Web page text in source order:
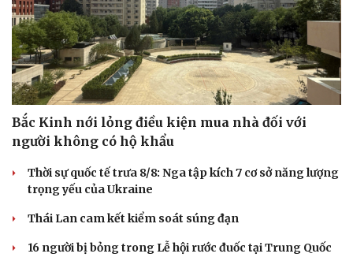
Bắc Kinh nới lỏng điều kiện mua nhà đối với
người không có hộ khẩu
Thời sự quốc tế trưa 8/8: Nga tập kích 7 cơ sở năng lượng
trọng yếu của Ukraine
Thái Lan cam kết kiểm soát súng đạn
16 người bị bỏng trong Lễ hội rước đuốc tại Trung Quốc